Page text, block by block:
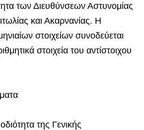
των Διευθύνσεων Αστυνομίας
και Ακαρνανίας. Η
στοιχείων συνοδεύεται
στοιχεία του αντίστοιχου
της Γενικής